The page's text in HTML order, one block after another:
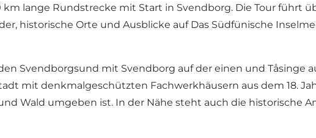
lange Rundstrecke mit Start in Svendborg. Die Tour führt
historische Orte und Ausblicke auf Das Südfünische
Svendborgsund mit Svendborg auf der einen und Tåsinge
mit denkmalgeschützten Fachwerkhäusern aus dem 18.
Wald umgeben ist. In der Nähe steht auch die historische